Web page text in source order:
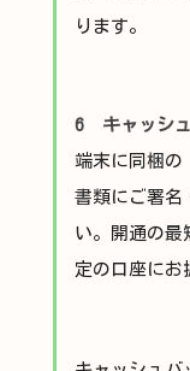
ります。
6 キャッシ
端末に同梱の
書類にご署名
い。開通の最
定の口座にお